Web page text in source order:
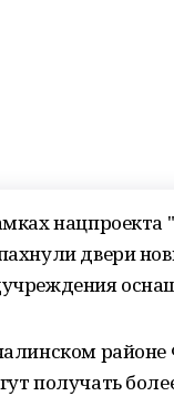
нацпроекта
двери
получать